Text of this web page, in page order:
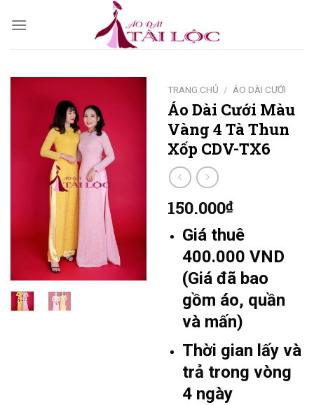
TRANG CHỦ / ÁO DÀI CƯỚI
Áo Dài Cưới Màu
Vàng 4 Tà Thun
Xốp CDV-TX6
150.000₫
Giá thuê
400.000 VND
(Giá đã bao
gồm áo, quần
và mấn)
Thời gian lấy và
trả trong vòng
4 ngày